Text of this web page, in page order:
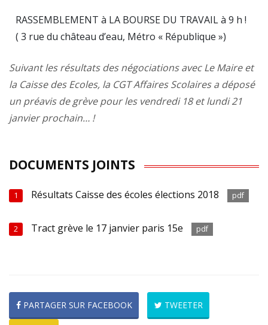
RASSEMBLEMENT à LA BOURSE DU TRAVAIL à 9 h !
( 3 rue du château d’eau, Métro « République »)
Suivant les résultats des négociations avec Le Maire et
la Caisse des Ecoles, la CGT Affaires Scolaires a déposé
un préavis de grève pour les vendredi 18 et lundi 21
janvier prochain… !
DOCUMENTS JOINTS
1 Résultats Caisse des écoles élections 2018 pdf
2 Tract grève le 17 janvier paris 15e pdf
PARTAGER SUR FACEBOOK TWEETER